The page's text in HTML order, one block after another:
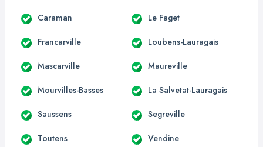
Caraman Le Faget
Francarville Loubens-Lauragais
Mascarville Maureville
Mourvilles-Basses La Salvetat-Lauragais
Saussens Segreville
Toutens Vendine